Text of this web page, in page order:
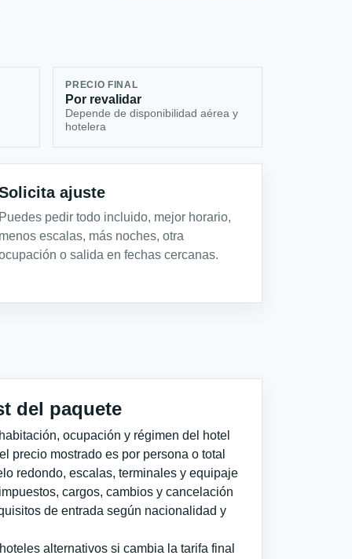
PRECIO FINAL
Por revalidar
Depende de disponibilidad aérea y
hotelera
ajuste
Puedes pedir todo incluido, mejor horario,
menos escalas, más noches, otra
o salida en fechas cercanas.
del paquete
ocupación y régimen del hotel
precio mostrado es por persona o total
redondo, escalas, terminales y equipaje
cargos, cambios y cancelación
de entrada según nacionalidad y
alternativos si cambia la tarifa final